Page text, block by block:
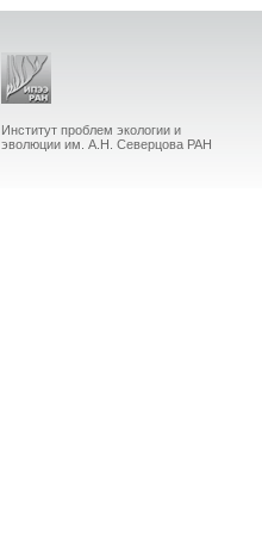
Институт проблем экологии и
эволюции им. А.Н. Северцова РАН